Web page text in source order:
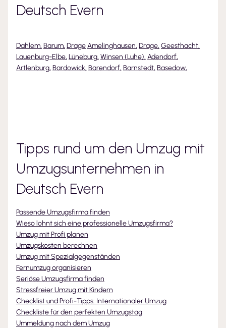
Deutsch Evern
Dahlem, Barum, DrageAmelinghausen, Drage, Geesthacht,
Lauenburg-Elbe, Lüneburg, Winsen (Luhe), Adendorf,
Artlenburg, Bardowick, Barendorf, Barnstedt, Basedow,
Tipps rund um den Umzug mit
Umzugsunternehmen in
Deutsch Evern
Passende Umzugsfirma finden
Wieso lohnt sich eine professionelle Umzugsfirma?
Umzug mit Profi planen
Umzugskosten berechnen
Umzug mit Spezialgegenständen
Fernumzug organisieren
Seriöse Umzugsfirma finden
Stressfreier Umzug mit Kindern
Checklist und Profi-Tipps: Internationaler Umzug
Checkliste für den perfekten Umzugstag
Ummeldung nach dem Umzug